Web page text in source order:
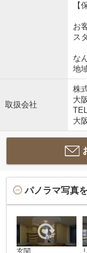
【
お
ス
な
地
取扱会社
株
大
大
パノラマ写真
玄関